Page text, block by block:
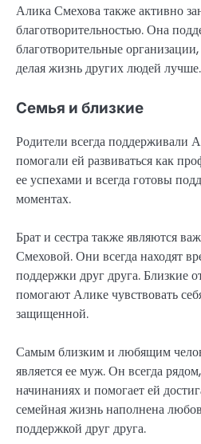
Алика Смехова также активно
благотворительностью. Она
благотворительные
делая жизнь других людей лучше.
Семья и близкие
Родители всегда поддерживали
помогали ей развиваться как
ее успехами и всегда готовы
моментах.
Брат и сестра также являются
Смеховой. Они всегда находят
поддержки друг друга. Близкие
помогают Алике чувствовать
защищенной.
Самым близким и любящим
является ее муж. Он всегда
начинаниях и помогает ей
семейная жизнь наполнена
поддержкой друг друга.